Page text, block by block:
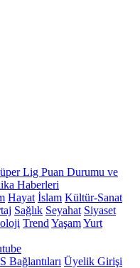
Lig Puan Durumu ve
Haberleri
Hayat İslam Kültür-Sanat
Sağlık Seyahat Siyaset
Trend YaşamYurt
Bağlantıları Üyelik Girişi